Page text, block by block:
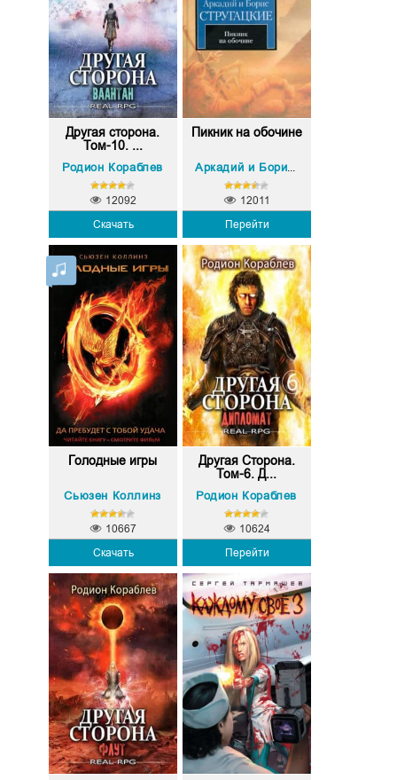
Другая сторона.
Том-10. ...
Родион Кораблев
Скачать
12092
Пикник на обочине
Аркадий и Борис Стругацкие
Перейти
12011
Голодные игры
Сьюзен Коллинз
Скачать
10667
Другая Сторона.
Том-6. Д...
Родион Кораблев
Перейти
10624